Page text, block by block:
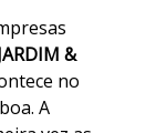
&
no
A